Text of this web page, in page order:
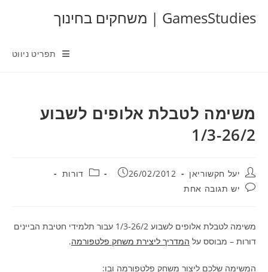
GamesStudies | משחקים בחינוך
תפריט ניווט
משימה לטבלת אלופים לשבוע
1/3-26/2
מחבר:יעל חקשוריאן פורסם:
26/02/2012 קטגוריה:
דורות
תגובות:יש תגובה אחת
משימה לטבלת אלופים לשבוע 1/3-26/2 עבור תלמידי חטיבת הביינים
דורות – מבוסס על המדריך ליצירת משחק פלטפורמה.
המשימה שלכם ליצור משחק פלטפורמה ובו: